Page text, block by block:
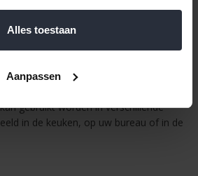
Alles toestaan
Aanpassen
ideaal voor het gebruik in uw lades of op
dat uw spullen op hun plek blijven. De
verschuiven, of het nu gaat
of andere kleine items. Omdat de mat
van uw lade goed zichtbaar, wat
snel te vinden wat u zoekt.
gebruikt worden in verschillende
in de keuken, op uw bureau of in de